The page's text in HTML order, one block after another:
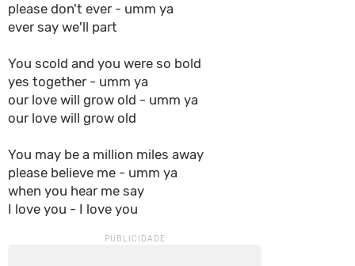
please don't ever - umm ya
ever say we'll part
You scold and you were so bold
yes together - umm ya
our love will grow old - umm ya
our love will grow old
You may be a million miles away
please believe me - umm ya
when you hear me say
I love you - I love you